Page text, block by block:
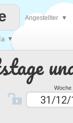
Woche
▼
Angestellter ▼